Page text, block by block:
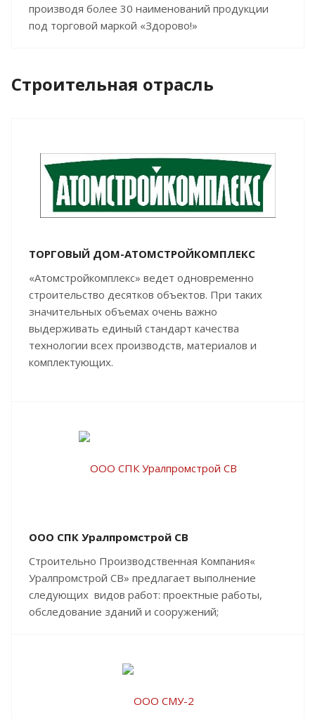
производя более 30 наименований продукции
под торговой маркой «Здорово!»
Строительная отрасль
ТОРГОВЫЙ ДОМ-АТОМСТРОЙКОМПЛЕКС
«Атомстройкомплекс» ведет одновременно
строительство десятков объектов. При таких
значительных объемах очень важно
выдерживать единый стандарт качества
технологии всех производств, материалов и
комплектующих.
ООО СПК Уралпромстрой СВ
Строительно Производственная Компания«
Уралпромстрой СВ» предлагает выполнение
следующих видов работ: проектные работы,
обследование зданий и сооружений;